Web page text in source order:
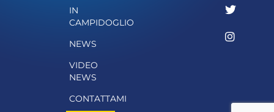
IN
CAMPIDOGLIO
NEWS
VIDEO
NEWS
CONTATTAMI